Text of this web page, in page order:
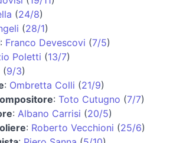
(24/8)
(28/1)
: Franco Devescovi (7/5)
Poletti (13/7)
(9/3)
: Ombretta Colli (21/9)
: Toto Cutugno (7/7)
: Albano Carrisi (20/5)
: Roberto Vecchioni (25/6)